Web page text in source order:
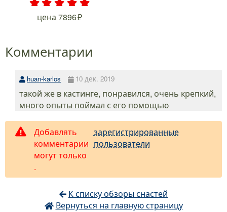
. . .
цена 7896
Комментарии
huan-karlos 10 дек. 2019
такой же в кастинге, понравился, очень крепкий,
много опыты поймал с его помощью
Добавлять
комментарии
могут только
зарегистрированные
пользователи
.
К списку обзоры снастей
Вернуться на главную страницу